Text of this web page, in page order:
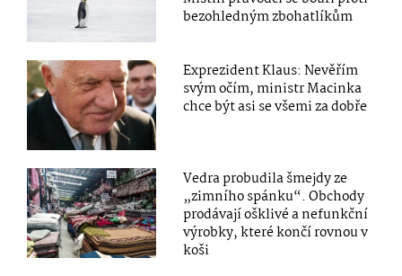
bezohledným zbohatlíkům
Exprezident Klaus: Nevěřím
svým očím, ministr Macinka
chce být asi se všemi za dobře
Vedra probudila šmejdy ze
„zimního spánku“. Obchody
prodávají ošklivé a nefunkční
výrobky, které končí rovnou v
koši